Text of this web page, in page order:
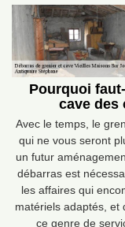
Pourquoi
cave des
Avec le temps, le
qui ne vous seront
un futur
débarras est
les affaires qui
matériels adaptés, et
ce genre de